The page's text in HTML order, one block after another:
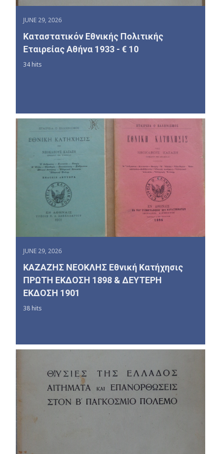
JUNE 29, 2026
Καταστατικόν Εθνικής Πολιτικής
Εταιρείας Αθήνα 1933 - € 10
34 hits
JUNE 29, 2026
ΚΑΖΑΖΗΣ ΝΕΟΚΛΗΣ Εθνική Κατήχησις
ΠΡΩΤΗ ΕΚΔΟΣΗ 1898 & ΔΕΥΤΕΡΗ
ΕΚΔΟΣΗ 1901
38 hits